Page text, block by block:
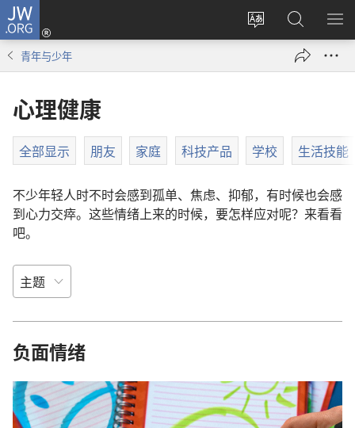
JW.ORG
更
登
录
（打
搜
索
JW.ORG
显
青年与少年
心理健康
全部显示 朋友 家庭 科技产品 学校 生活技能
不少年轻人时不时会感到孤单、焦虑、抑郁，有时候也会感
到心力交瘁。这些情绪上来的时候，要怎样应对呢？来看看
吧。
负面情绪